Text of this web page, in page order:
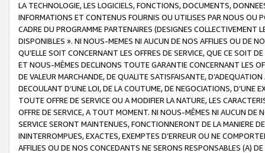
LA TECHNOLOGIE, LES LOGICIELS, FONCTIONS, DOCUMENTS,
INFORMATIONS ET CONTENUS FOURNIS OU UTILISES PAR NOUS OU
CADRE DU PROGRAMME PARTENAIRES (DESIGNES COLLECTIVEMENT
DISPONIBLES ». NI NOUS-MEMES NI AUCUN DE NOS AFFILIES OU DE
QU’ELLE SOIT CONCERNANT LES OFFRES DE SERVICE, QUE CE SOIT
ET NOUS-MÊMES DECLINONS TOUTE GARANTIE CONCERNANT LES
DE VALEUR MARCHANDE, DE QUALITE SATISFAISANTE,
DECOULANT D’UNE LOI, DE LA COUTUME, DE NEGOCIATIONS, D’UNE
TOUTE OFFRE DE SERVICE OU A MODIFIER LA NATURE, LES
OFFRE DE SERVICE, A TOUT MOMENT. NI NOUS-MÊMES NI AUCUN DE
SERVICE SERONT MAINTENUES, FONCTIONNERONT DE LA MANIERE
ININTERROMPUES, EXACTES, EXEMPTES D’ERREUR OU NE
AFFILIES OU DE NOS CONCEDANTS NE SERONS RESPONSABLES (A)